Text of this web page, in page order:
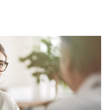
Maclès Immobilier,
charge globale et
proximité,